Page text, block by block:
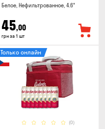
Белое, Нефильтрованное, 4.6°
45,00
грн за 1 шт
(0)
Только онлайн